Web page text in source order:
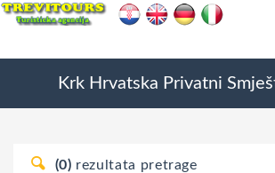
Krk Hrvatska Privatni
(0) rezultata pretrage